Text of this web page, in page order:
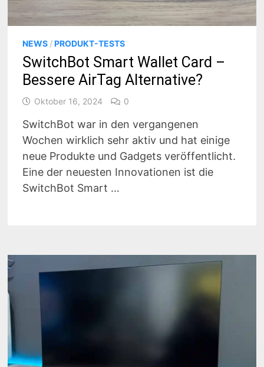
NEWS /PRODUKT-TESTS
SwitchBot Smart Wallet Card –
Bessere AirTag Alternative?
Oktober 16, 2024 0
SwitchBot war in den vergangenen
Wochen wirklich sehr aktiv und hat einige
neue Produkte und Gadgets veröffentlicht.
Eine der neuesten Innovationen ist die
SwitchBot Smart …